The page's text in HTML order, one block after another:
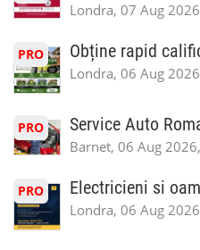
Londra, 07 Aug
PRO Obține rapid
Londra, 06 Aug
PRO Service Auto
Barnet, 06 Aug
PRO Electricieni si
Londra, 06 Aug